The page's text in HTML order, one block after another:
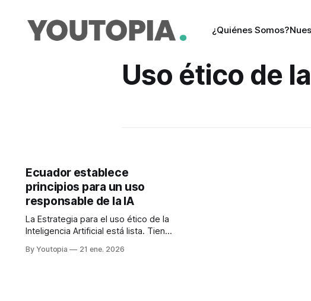
¿Quiénes Somos?
Uso ético de
Ecuador establece
principios para un uso
responsable de la IA
La Estrategia para el uso ético de la
Inteligencia Artificial está lista. Tiene
desarrollo sostenible hasta 2029.
By Youtopia 21 ene. 2026